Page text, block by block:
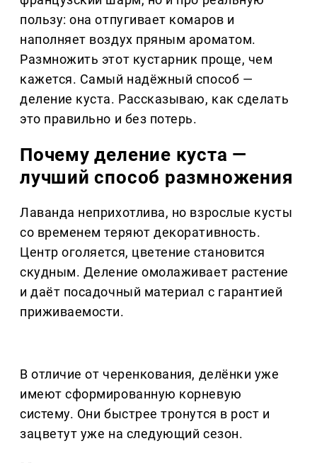
пользу: она отпугивает комаров и
наполняет воздух пряным ароматом.
Размножить этот кустарник проще, чем
кажется. Самый надёжный способ —
деление куста. Рассказываю, как сделать
это правильно и без потерь.
Почему деление куста —
лучший способ размножения
Лаванда неприхотлива, но взрослые кусты
со временем теряют декоративность.
Центр оголяется, цветение становится
скудным. Деление омолаживает растение
и даёт посадочный материал с гарантией
приживаемости.
В отличие от черенкования, делёнки уже
имеют сформированную корневую
систему. Они быстрее тронутся в рост и
зацветут уже на следующий сезон.